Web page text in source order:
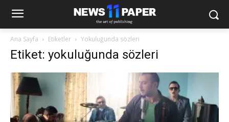
Ana Sayfa Etiketler Yokuluğunda sözleri
Etiket: yokuluğunda sözleri